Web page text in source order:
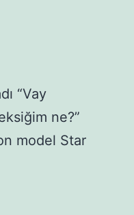
“Vay
ne?”
model Star